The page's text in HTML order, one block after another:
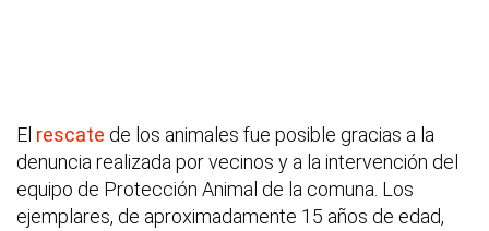
El rescate de los animales fue posible gracias a la
denuncia realizada por vecinos y a la intervención del
equipo de Protección Animal de la comuna. Los
ejemplares, de aproximadamente 15 años de edad,